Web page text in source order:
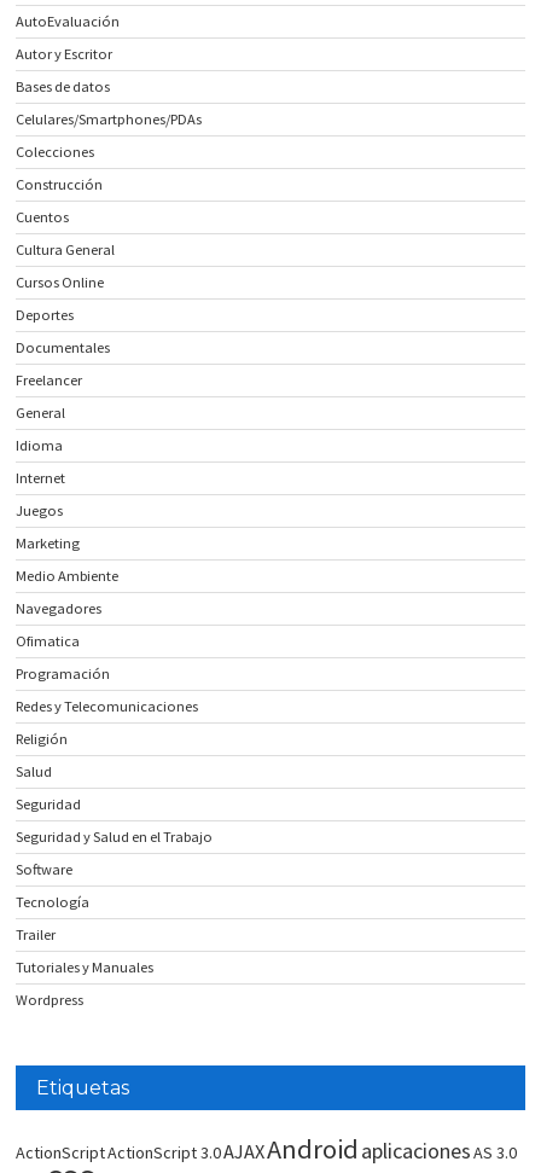
AutoEvaluación
Autor y Escritor
Bases de datos
Celulares/Smartphones/PDAs
Colecciones
Construcción
Cuentos
Cultura General
Cursos Online
Deportes
Documentales
Freelancer
General
Idioma
Internet
Juegos
Marketing
Medio Ambiente
Navegadores
Ofimatica
Programación
Redes y Telecomunicaciones
Religión
Salud
Seguridad
Seguridad y Salud en el Trabajo
Software
Tecnología
Trailer
Tutoriales y Manuales
Wordpress
Etiquetas
ActionScriptActionScript 3.0AJAXAndroid aplicacionesAS 3.0